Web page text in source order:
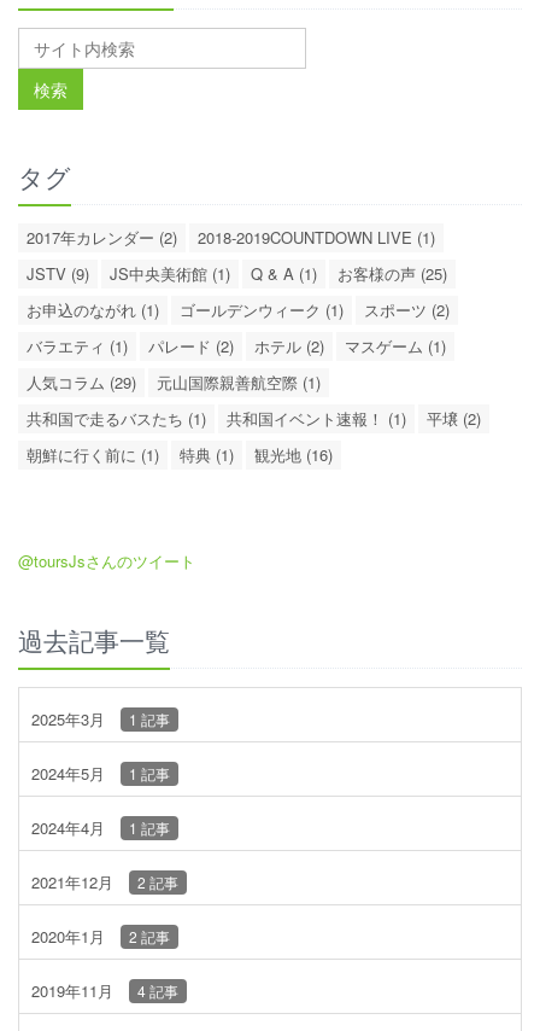
タグ
2017年カレンダー (2)
2018-2019COUNTDOWN LIVE (1)
JSTV (9)
JS中央美術館 (1) Q & A (1)
お客様の声 (25)
お申込のながれ (1)
ゴールデンウィーク (1)
スポーツ (2)
バラエティ (1)
パレード (2) ホテル (2)
マスゲーム (1)
人気コラム (29)
元山国際親善航空際 (1)
共和国で走るバスたち (1)
共和国イベント速報！ (1)
平壌 (2)
朝鮮に行く前に (1)
特典 (1) 観光地 (16)
@toursJsさんのツイート
過去記事一覧
2025年3月 1 記事
2024年5月 1 記事
2024年4月 1 記事
2021年12月 2 記事
2020年1月 2 記事
2019年11月 4 記事